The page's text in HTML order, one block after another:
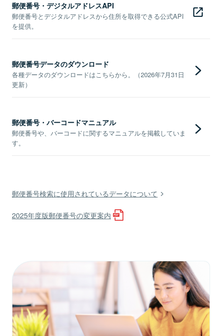
郵便番号・デジタルアドレスAPI
郵便番号とデジタルアドレスから住所を取得できる公式API
を提供。
郵便番号データのダウンロード
各種データのダウンロードはこちらから。（2026年7月31日
更新）
郵便番号・バーコードマニュアル
郵便番号や、バーコードに関するマニュアルを掲載していま
す。
郵便番号検索に使用されているデータについて
2025年度版郵便番号の変更案内